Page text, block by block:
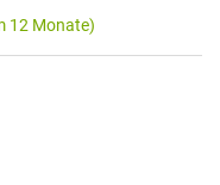
12 Monate)